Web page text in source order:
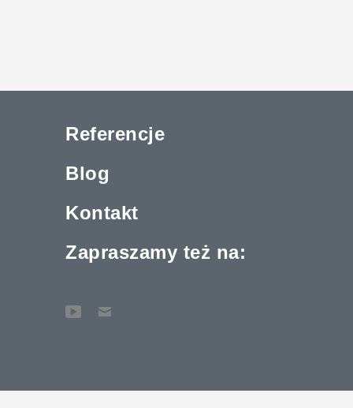
Referencje
Blog
Kontakt
Zapraszamy też na: